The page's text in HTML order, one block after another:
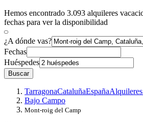
Hemos encontrado 3.093 alquileres
fechas para ver la disponibilidad
¿A dónde vas?
Fechas
Huéspedes
Buscar
TarragonaCataluñaEspaña
Bajo Campo
Mont-roig del Camp